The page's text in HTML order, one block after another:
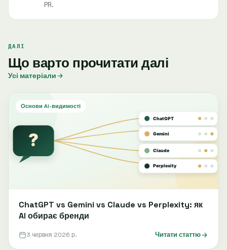
PR.
ДАЛІ
Що варто прочитати далі
Усі матеріали
Основи AI-видимості
ChatGPT vs Gemini vs Claude vs Perplexity: як
AI обирає бренди
3 червня 2026 р. Читати статтю